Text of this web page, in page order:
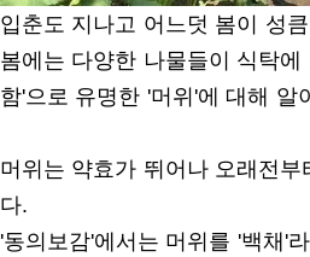
입춘도 지나고 어느덧 봄이 성
봄에는 다양한 나물들이 식탁
함'으로 유명한 '머위'에 대해 알
머위는 약효가 뛰어나 오래전
다.
'동의보감'에서는 머위를 '백채'